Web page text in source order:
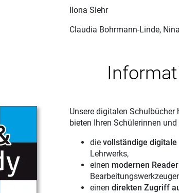
Ilona Siehr
Claudia Bohrmann-Linde,
Unsere digitalen
bieten Ihren Schülerinnen und
die vollständige digitale
Lehrwerks,
einen modernen Reader
einen direkten Zugriff